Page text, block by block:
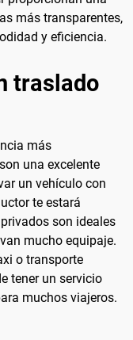
más transparentes,
y eficiencia.
traslado
más
una excelente
un vehículo con
te estará
son ideales
mucho equipaje.
o transporte
tener un servicio
muchos viajeros.